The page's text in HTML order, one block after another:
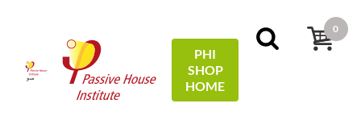
منو
PHI
SHOP
HOME
0
Conference Proceedings
[ EN/DE ] Conference